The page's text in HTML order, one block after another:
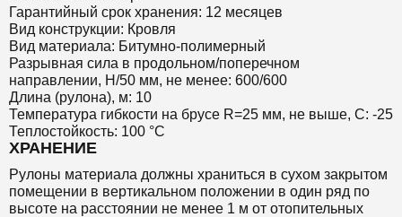
Гарантийный срок хранения: 12 месяцев
Вид конструкции: Кровля
Вид материала: Битумно-полимерный
Разрывная сила в продольном/поперечном
направлении, Н/50 мм, не менее: 600/600
Длина (рулона), м: 10
Температура гибкости на брусе R=25 мм, не выше, С: -25
Теплостойкость: 100 °C
ХРАНЕНИЕ
Рулоны материала должны храниться в сухом закрытом
помещении в вертикальном положении в один ряд по
высоте на расстоянии не менее 1 м от отопительных